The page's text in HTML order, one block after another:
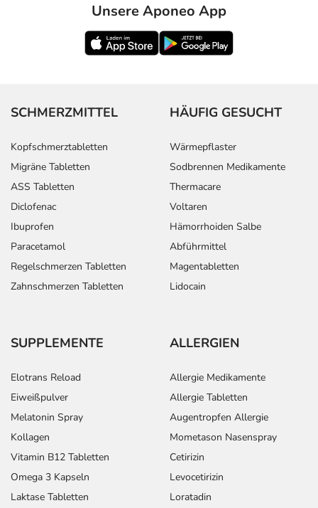
Unsere Aponeo App
SCHMERZMITTEL
Kopfschmerztabletten
Migräne Tabletten
ASS Tabletten
Diclofenac
Ibuprofen
Paracetamol
Regelschmerzen Tabletten
Zahnschmerzen Tabletten
HÄUFIG GESUCHT
Wärmepflaster
Sodbrennen Medikamente
Thermacare
Voltaren
Hämorrhoiden Salbe
Abführmittel
Magentabletten
Lidocain
SUPPLEMENTE
Elotrans Reload
Eiweißpulver
Melatonin Spray
Kollagen
Vitamin B12 Tabletten
Omega 3 Kapseln
Laktase Tabletten
ALLERGIEN
Allergie Medikamente
Allergie Tabletten
Augentropfen Allergie
Mometason Nasenspray
Cetirizin
Levocetirizin
Loratadin